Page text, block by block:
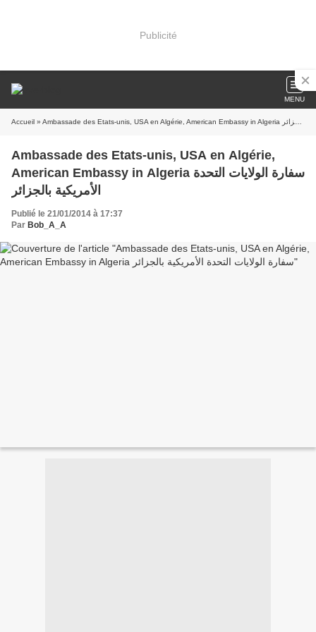
Publicité
MENU
Accueil » Ambassade des Etats-unis, USA en Algérie, American Embassy in Algeria سفارة الولايات التحدة الأمريكية بالجزائر
Ambassade des Etats-unis, USA en Algérie,
American Embassy in Algeria سفارة الولايات التحدة
الأمريكية بالجزائر
Publié le 21/01/2014 à 17:37
Par Bob_A_A